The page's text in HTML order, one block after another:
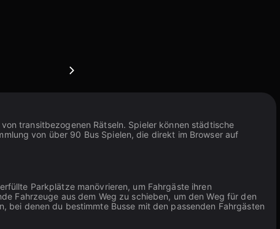
transitbezogenen Rätseln. Spieler können städtische
von über 90 Bus Spielen, die direkt im Browser auf
Parkplätze manövrieren, um Fahrgäste ihren
Fahrzeuge aus dem Weg zu schieben, um den Weg für den
bei denen du bestimmte Busse mit den passenden Fahrgästen